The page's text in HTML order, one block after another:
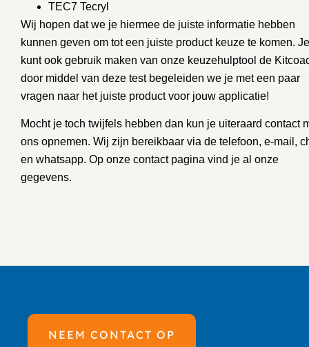
TEC7 Tecryl
Wij hopen dat we je hiermee de juiste informatie hebben
kunnen geven om tot een juiste product keuze te komen. Je
kunt ook gebruik maken van onze keuzehulptool de
door middel van deze test begeleiden we je met een paar
vragen naar het juiste product voor jouw applicatie!
Mocht je toch twijfels hebben dan kun je uiteraard contact
ons opnemen. Wij zijn bereikbaar via de telefoon, e-mail,
en whatsapp. Op onze contact pagina vind je al onze
gegevens.
NEEM CONTACT OP